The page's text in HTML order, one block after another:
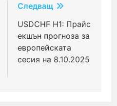
Следващ
USDCHF H1: Прайс
екшън прогноза за
европейската
сесия на 8.10.2025